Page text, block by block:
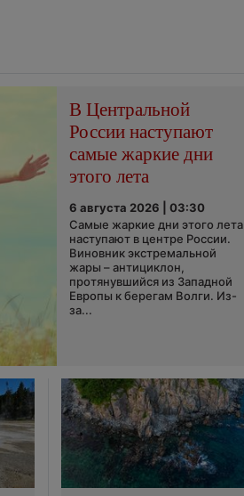
В Центральной
России наступают
самые жаркие дни
этого лета
6 августа 2026 | 03:30
Самые жаркие дни этого лета
наступают в центре России.
Виновник экстремальной
жары – антициклон,
протянувшийся из Западной
Европы к берегам Волги. Из-
за...